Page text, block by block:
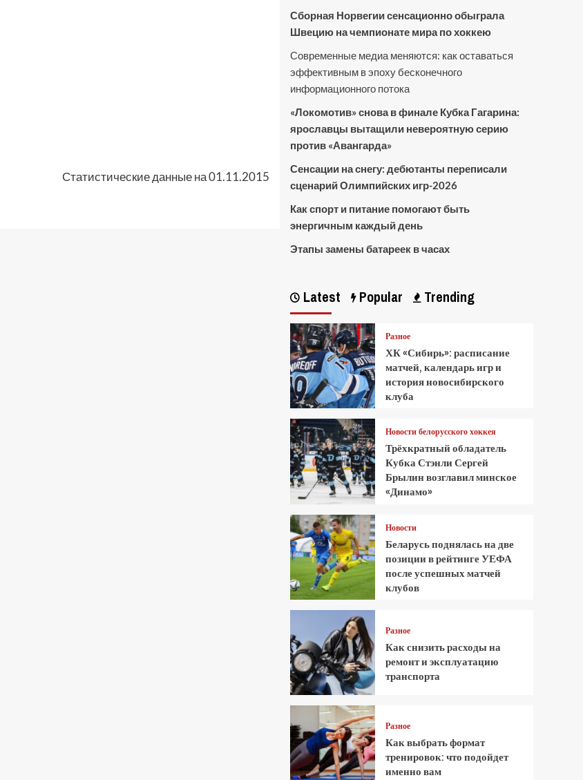
Статистические данные на 01.11.2015
Сборная Норвегии сенсационно обыграла
Швецию на чемпионате мира по хоккею
Современные медиа меняются: как оставаться
эффективным в эпоху бесконечного
информационного потока
«Локомотив» снова в финале Кубка Гагарина:
ярославцы вытащили невероятную серию
против «Авангарда»
Сенсации на снегу: дебютанты переписали
сценарий Олимпийских игр-2026
Как спорт и питание помогают быть
энергичным каждый день
Этапы замены батареек в часах
Latest Popular Trending
Разное
ХК «Сибирь»: расписание
матчей, календарь игр и
история новосибирского
клуба
Новости белорусского хоккея
Трёхкратный обладатель
Кубка Стэнли Сергей
Брылин возглавил минское
«Динамо»
Новости
Беларусь поднялась на две
позиции в рейтинге УЕФА
после успешных матчей
клубов
Разное
Как снизить расходы на
ремонт и эксплуатацию
транспорта
Разное
Как выбрать формат
тренировок: что подойдет
именно вам